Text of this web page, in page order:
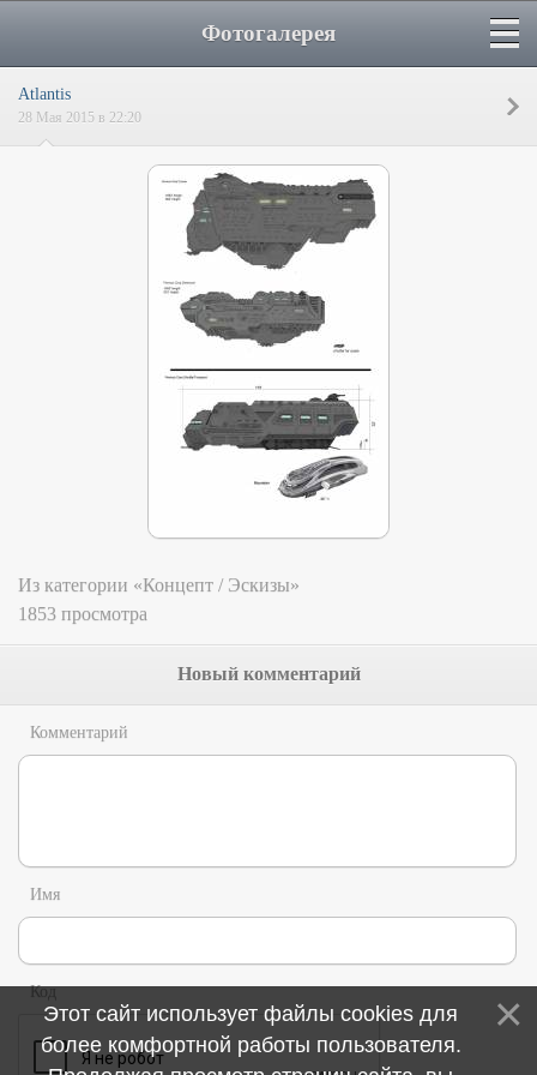
Фотогалерея
Atlantis
28 Мая 2015 в 22:20
Из категории «Концепт / Эскизы»
1853 просмотра
Новый комментарий
Комментарий
Имя
Код
Этот сайт использует файлы cookies для
более комфортной работы пользователя.